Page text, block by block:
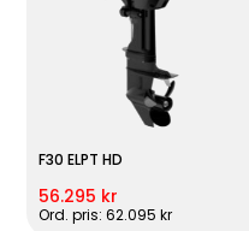
F30 ELPT HD
56.295 kr
Ord. pris: 62.095 kr